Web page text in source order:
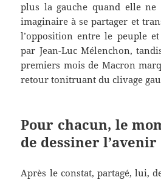
plus la gauche quand elle ne
imaginaire à se partager et
l’opposition entre le peuple et
par Jean-Luc Mélenchon,
premiers mois de Macron
retour tonitruant du clivage
Pour chacun, le
de dessiner l’avenir
Après le constat, partagé, lui,